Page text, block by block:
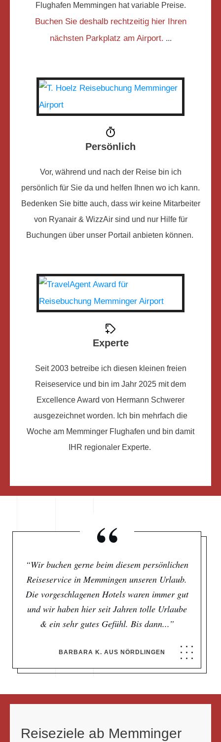
Flughafen Memmingen hat variable Preise.
Buchen Sie deshalb rechtzeitig hier Ihren
nächsten Parkplatz am Airport. ...
Persönlich
Vor, während und nach der Reise bin ich
persönlich für Sie da und helfen Ihnen wo ich kann.
Bedenken Sie bitte auch, dass wir keine Mitarbeiter
von Ryanair & WizzAir sind und nur Hilfe für
Buchungen über unser Portail anbieten können.
Experte
Seit 2003 betreibe ich diesen kleinen freien
Reiseservice und bin im Jahr 2025 mit dem
Excellence Award von Hermann Schwerer
ausgezeichnet worden. Ich bin mehrfach die
Woche am Memminger Flughafen und bin damit
IHR regionaler Experte.
“
“Wir buchen gerne beim diesem persönlichen
Reiseservice in Memmingen unseren Urlaub.
Die vorgeschlagenen Hotels waren immer gut
und wir haben hier seit Jahren tolle Urlaube
& ein sehr gutes Gefühl. Bis dann...”
BARBARA K. AUS NÖRDLINGEN
Reiseziele ab Memminger